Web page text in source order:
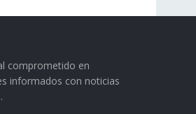
comprometido en
informados con noticias